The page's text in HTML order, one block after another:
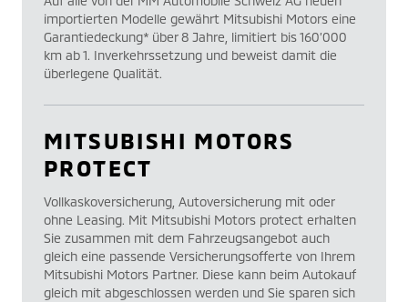
importierten Modelle gewährt Mitsubishi Motors eine
Garantiedeckung* über 8 Jahre, limitiert bis 160’000
km ab 1. Inverkehrssetzung und beweist damit die
überlegene Qualität.
MITSUBISHI MOTORS
PROTECT
Vollkaskoversicherung, Autoversicherung mit oder
ohne Leasing. Mit Mitsubishi Motors protect erhalten
Sie zusammen mit dem Fahrzeugsangebot auch
gleich eine passende Versicherungsofferte von Ihrem
Mitsubishi Motors Partner. Diese kann beim Autokauf
gleich mit abgeschlossen werden und Sie sparen sich